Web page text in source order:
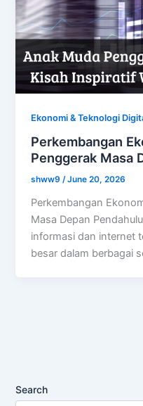
Ekonomi & Teknologi
Perkembangan
Penggerak Masa
shww9/June 20, 2026
Perkembangan
Masa Depan
informasi dan internet
besar dalam berbagai
Search